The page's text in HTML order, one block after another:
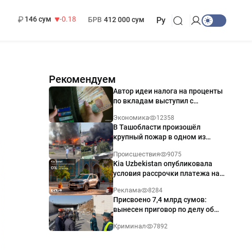
146 сум
-0.18
БРВ 412 000 сум Ру
Рекомендуем
Автор идеи налога на проценты
по вкладам выступил с
Экономика 12358
В Ташобласти произошёл
крупный пожар в одном из
Происшествия 9075
Kia Uzbekistan опубликовала
условия рассрочки платежа на
годовых
Реклама 8284
Присвоено 7,4 млрд сумов:
вынесен приговор по делу об
Ташкенте
Криминал 7892